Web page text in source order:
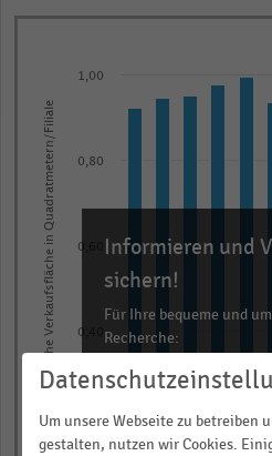
bars.
The
chart
has
axis
displaying
categories.
Range:
12
categories.
Durchschnittliche Verkaufsfläche in Quadratmetern/Filiale 0,20
0,40
0,60
0,80
1,00
Informieren und
sichern!
Für Ihre bequeme und
Recherche:
Über 300.000 Daten
Rund 25.000
Download als Excel,
Um unsere Webseite zu betreiben
gestalten, nutzen wir Cookies.